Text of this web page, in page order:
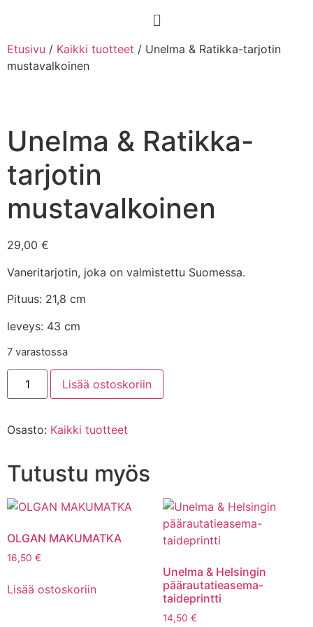
Etusivu / Kaikki tuotteet / Unelma & Ratikka-tarjotin
mustavalkoinen
Unelma & Ratikka-
tarjotin
mustavalkoinen
29,00 €
Vaneritarjotin, joka on valmistettu Suomessa.
Pituus: 21,8 cm
leveys: 43 cm
7 varastossa
Lisää ostoskoriin
Osasto: Kaikki tuotteet
Tutustu myös
OLGAN MAKUMATKA
16,50 €
Lisää ostoskoriin
Unelma & Helsingin
päärautatieasema-
taideprintti
14,50 €